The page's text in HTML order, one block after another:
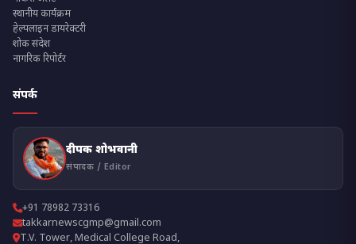
स्थानीय कार्यक्रम
हेल्पलाइन डायरेक्टरी
शोक संदेश
नागरिक रिपोर्टर
संपर्क
दीपक शोभवानी
संपादक / Editor
+91 78982 73316
takkarnewscgmp@gmail.com
T.V. Tower, Medical College Road,